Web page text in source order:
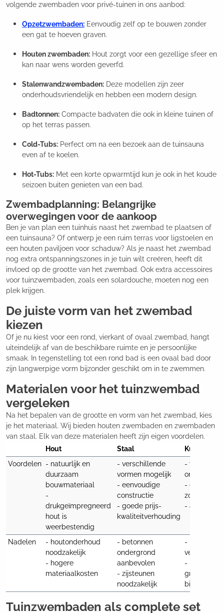
volgende zwembaden voor privé-tuinen in ons aanbod:
Opzetzwembaden: Eenvoudig zelf op te bouwen zonder
een gat te hoeven graven.
Houten zwembaden: Hout zorgt voor een gezellige sfeer en
kan naar wens worden geverfd.
Stalenwandzwembaden: Deze modellen zijn zeer
onderhoudsvriendelijk en hebben een modern design.
Badtonnen: Compacte badvaten die ook in kleine tuinen of
op het terras passen.
Cold-Tubs: Perfect om na een bezoek aan de tuinsauna
even af te koelen.
Hot-Tubs: Met een korte opwarmtijd kun je ook in het koude
seizoen buiten genieten van een bad.
Zwembadplanning: Belangrijke
overwegingen voor de aankoop
Ben je van plan een tuinhuis naast het zwembad te plaatsen of
een tuinsauna? Of ontwerp je een ruim terras voor ligstoelen en
een houten paviljoen voor schaduw? Als je naast het zwembad
nog extra ontspanningszones in je tuin wilt creëren, heeft dit
invloed op de grootte van het zwembad. Ook extra accessoires
voor tuinzwembaden, zoals een solardouche, moeten nog een
plek krijgen.
De juiste vorm van het zwembad
kiezen
Of je nu kiest voor een rond, vierkant of ovaal zwembad, hangt
uiteindelijk af van de beschikbare ruimte en je persoonlijke
smaak. In tegenstelling tot een rond bad is een ovaal bad door
zijn langwerpige vorm bijzonder geschikt om in te zwemmen.
Materialen voor het tuinzwembad
vergeleken
Na het bepalen van de grootte en vorm van het zwembad, kies
je het materiaal. Wij bieden houten zwembaden en zwembaden
van staal. Elk van deze materialen heeft zijn eigen voordelen.
Hout
Staal
Kunststof
Voordelen - natuurlijk en
duurzaam
bouwmateriaal
-
drukgeïmpregneerd
hout is
weerbestendig
- verschillende
vormen mogelijk
- eenvoudige
constructie
- goede prijs-
kwaliteitverhouding
-
- chloor- en
- antislip
Nadelen
- houtonderhoud
noodzakelijk
- hogere
materiaalkosten
- betonnen
ondergrond
aanbevolen
- zijsteunen
noodzakelijk
- materiaal
verkleuren
- hoog
bij
Tuinzwembaden als complete set